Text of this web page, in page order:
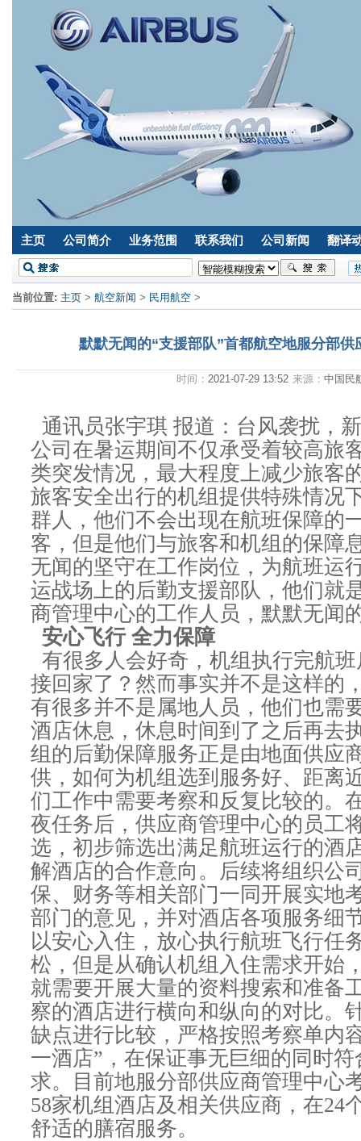
主页 公司简介 业务范围 联系我们 公司新闻 翻译
当前位置: 主页 > 航空新闻 > 民用航空 >
默默无闻的“支援部队”首都航空地服分部
时间： 2021-07-29 13:52 来源： 中国民
通讯员张宇琪 报道：台风袭扰，
公司在暑运期间不仅承受着较高旅
类突发情况，最大程度上减少旅客
旅客安全出行的机组提供特殊情况
群人，他们不会出现在航班保障的
客，但是他们与旅客和机组的保障
无闻的坚守在工作岗位，为航班运
运战场上的后勤支援部队，他们就
商管理中心的工作人员，默默无闻
安心飞行 全力保障
有很多人会好奇，机组执行完航
接回家了？然而事实并不是这样的
有很多并不是属地人员，他们也需
酒店休息，休息时间到了之后再去
组的后勤保障服务正是由地面供应
供，如何为机组选到服务好、距离
们工作中需要考察和反复比较的。
夜任务后，供应商管理中心的员工
选，初步筛选出满足航班运行的酒
解酒店的合作意向。后续将组织公
保、财务等相关部门一同开展实地
部门的意见，并对酒店各项服务细
以安心入住，放心执行航班飞行任
松，但是从确认机组入住需求开始
就需要开展大量的资料搜索和准备
察的酒店进行横向和纵向的对比。
缺点进行比较，严格按照考察单内
一酒店”，在保证事无巨细的同时
求。目前地服分部供应商管理中心
58家机组酒店及相关供应商，在24
舒适的膳宿服务。